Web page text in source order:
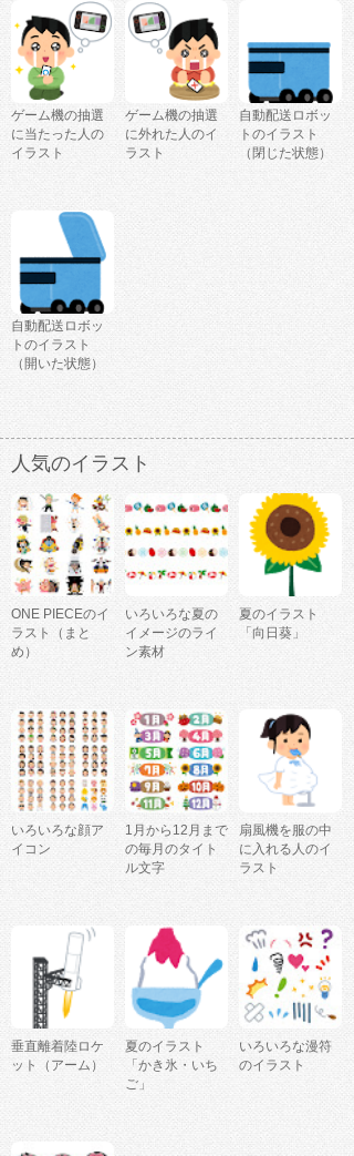
ゲーム機の抽選
に当たった人の
イラスト
ゲーム機の抽選
に外れた人のイ
ラスト
自動配送ロボッ
トのイラスト
（閉じた状態）
自動配送ロボッ
トのイラスト
（開いた状態）
人気のイラスト
ONE PIECEのイ
ラスト（まと
め）
いろいろな夏の
イメージのライ
ン素材
夏のイラスト
「向日葵」
いろいろな顔ア
イコン
1月から12月まで
の毎月のタイト
ル文字
扇風機を服の中
に入れる人のイ
ラスト
垂直離着陸ロケ
ット（アーム）
夏のイラスト
「かき氷・いち
ご」
いろいろな漫符
のイラスト